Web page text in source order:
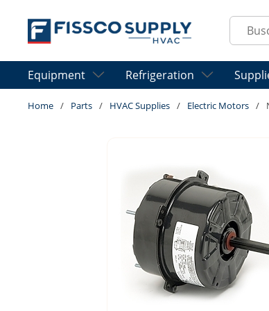
Skip to main content
Site
Equipment Refrigeration
Home / Parts / HVAC Supplies / Electric Motors /